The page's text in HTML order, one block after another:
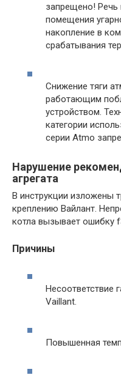
запрещено! Речь
помещения
накопление в
срабатывания
Снижение тяги
работающим
устройством.
категории
серии Atmo
Нарушение
агрегата
В инструкции изложены
креплению Вайлант.
котла вызывает ошибку
Причины
Несоответствие
Vaillant.
Повышенная